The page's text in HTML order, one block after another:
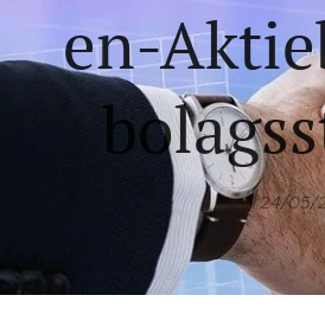
en-
24/05/